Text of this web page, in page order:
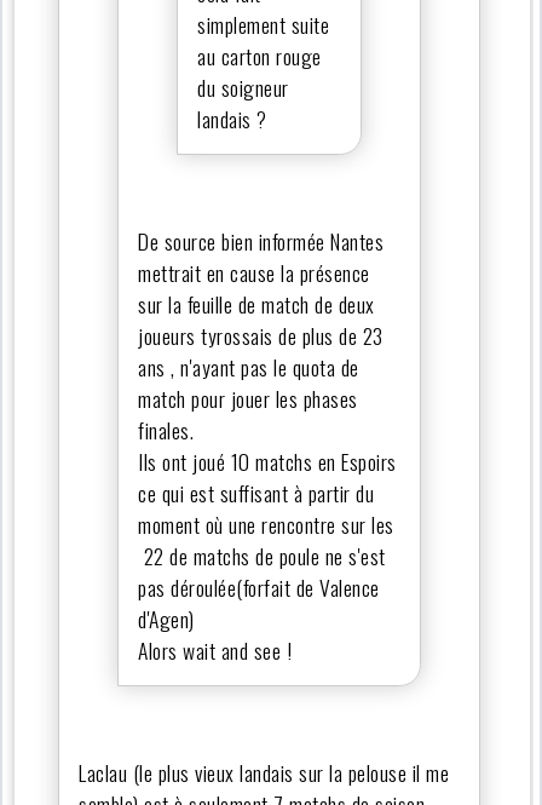
simplement suite
au carton rouge
du soigneur
landais ?
De source bien informée Nantes
mettrait en cause la présence
sur la feuille de match de deux
joueurs tyrossais de plus de 23
ans , n'ayant pas le quota de
match pour jouer les phases
finales.
Ils ont joué 10 matchs en Espoirs
ce qui est suffisant à partir du
moment où une rencontre sur les
22 de matchs de poule ne s'est
pas déroulée(forfait de Valence
d'Agen)
Alors wait and see !
Laclau (le plus vieux landais sur la pelouse il me